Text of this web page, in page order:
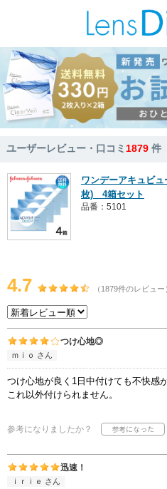
ユーザーレビュー・口コミ1879 件
ワンデーアキュビ
枚) 4箱セット
品番：5101
4.7 （1879件のレビュー
つけ心地◎
ｍｉｏ さん
つけ心地が良く1日中付けても不快感
これ以外付けられません。
参考になりましたか？
迅速！
ｉｒｉｅ さん